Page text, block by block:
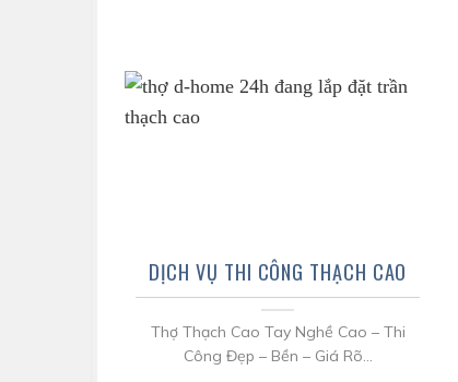
DỊCH VỤ THI CÔNG THẠCH CAO
Thợ Thạch Cao Tay Nghề Cao – Thi
Công Đẹp – Bền – Giá Rõ...